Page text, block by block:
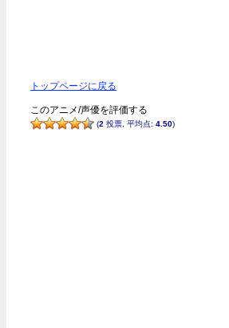
トップページに戻る
このアニメ/声優を評価する
(2 投票, 平均点: 4.50)